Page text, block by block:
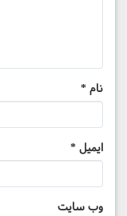
نام *
ایمیل *
وب‌ سایت